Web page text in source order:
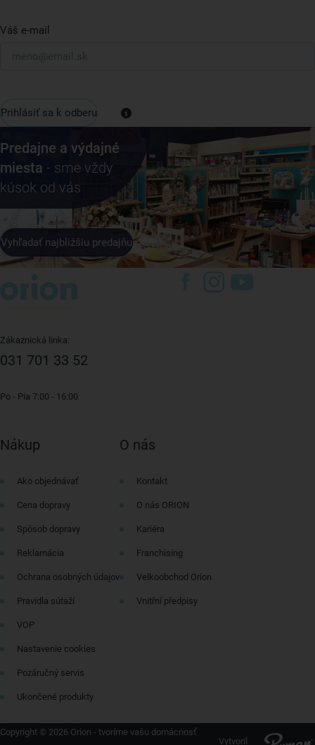
Váš e-mail
Prihlásiť sa k odberu
Predajne a výdajné
miesta - sme vždy
kúsok od vás
Vyhľadať najbližšiu predajňu
Zákaznická linka:
031 701 33 52
Po - Pia 7:00 - 16:00
Nákup
Ako objednávať
Cena dopravy
Spôsob dopravy
Reklamácia
Ochrana osobných údajov
Pravidla sútaží
VOP
Nastavenie cookies
Pozáručný servis
Ukončené produkty
O nás
Kontakt
O nás ORION
Kariéra
Franchising
Velkoobchod Orion
Vnitřní předpisy
Copyright © 2026 Orion - tvoríme vašu domácnosť
Vytvoril